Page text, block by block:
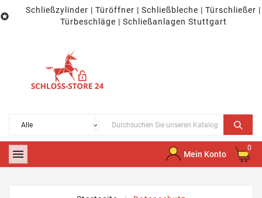

Schließzylinder | Türöffner | Schließbleche | Türschließer |
Türbeschläge | Schließanlagen Stuttgart
 Mein Konto
0